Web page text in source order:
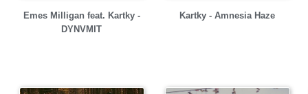
Emes Milligan feat. Kartky -
DYNVMIT
Kartky - Amnesia Haze